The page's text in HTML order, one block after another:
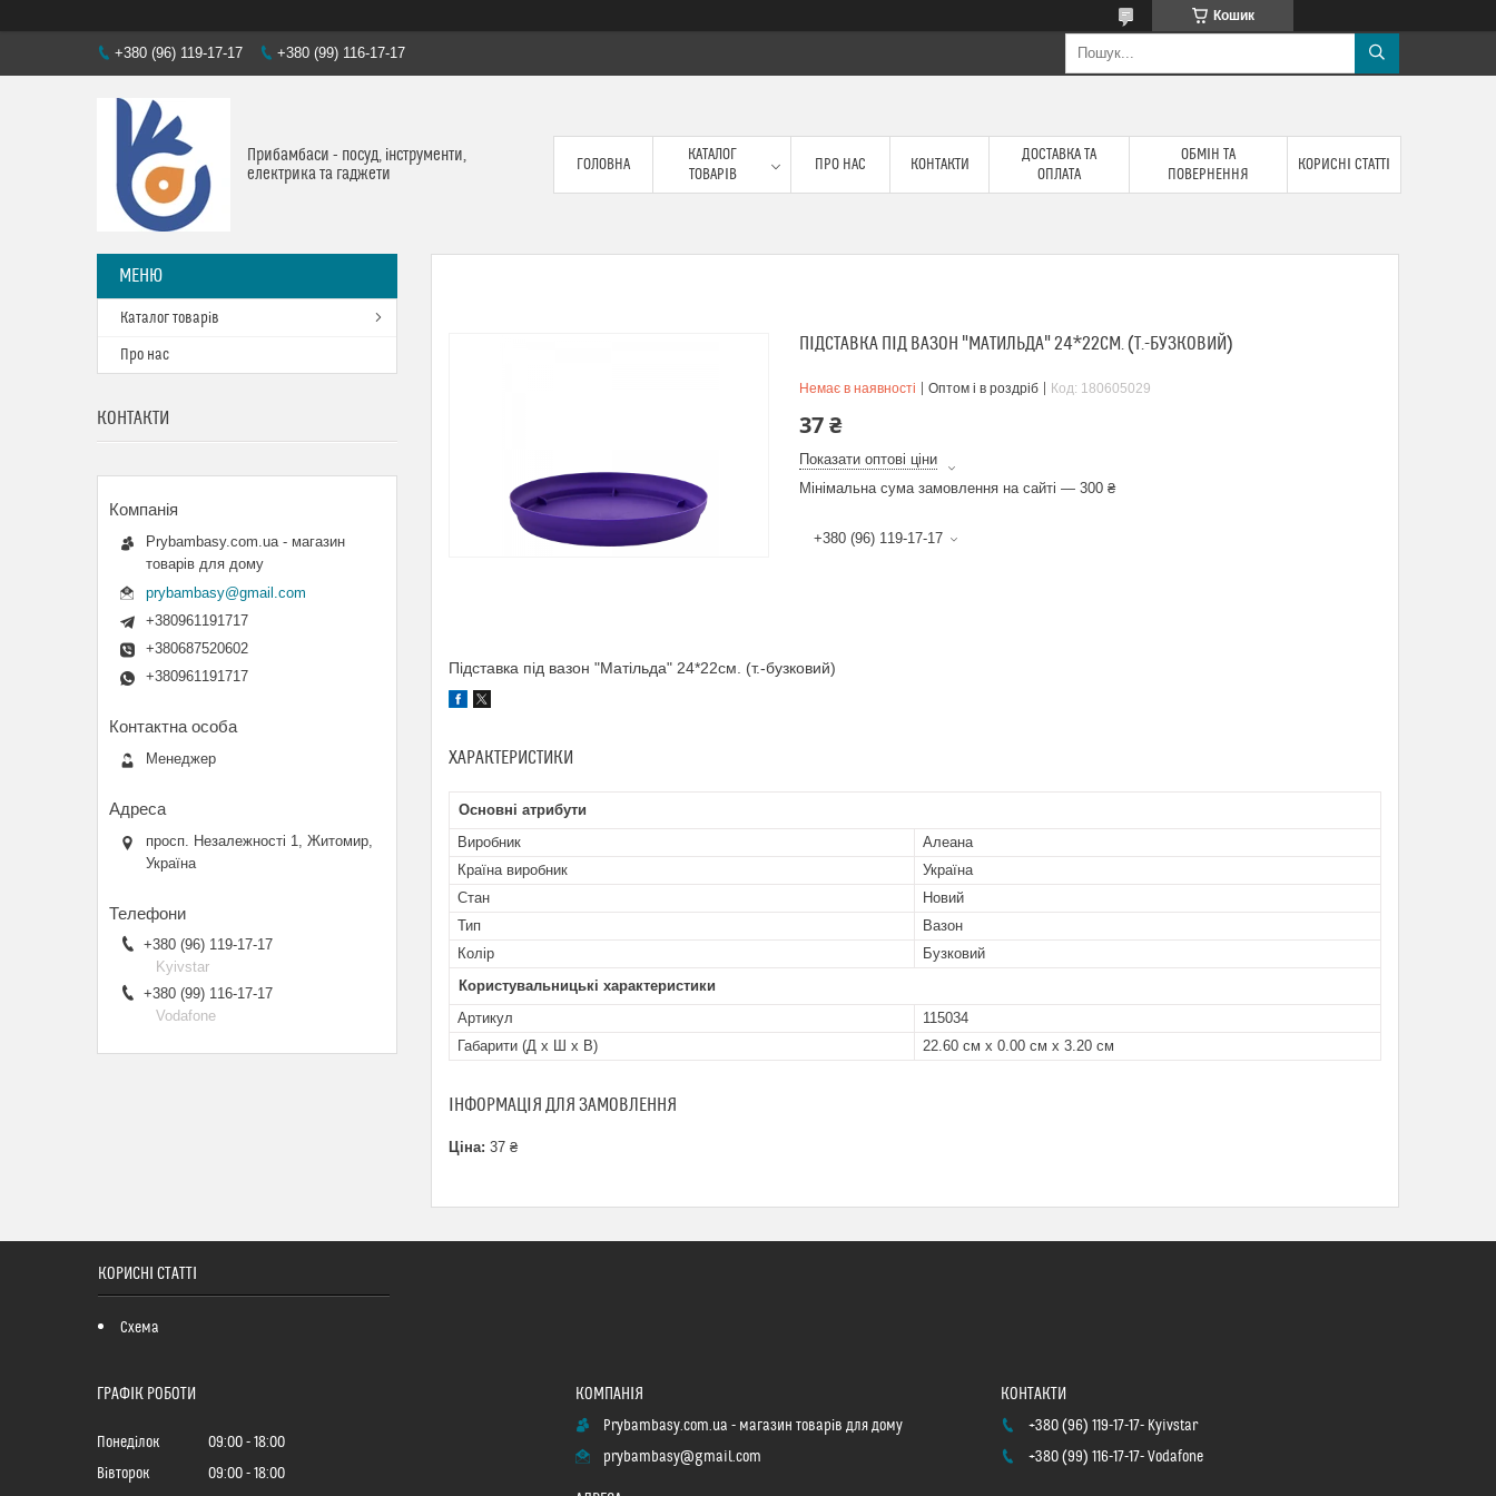
Кошик
+380 (96) 119-17-17 +380 (99) 116-17-17
Прибамбаси - посуд, інструменти,
електрика та гаджети
ГОЛОВНА
КАТАЛОГ
ТОВАРІВ
ПРО НАС КОНТАКТИ
ДОСТАВКА ТА
ОПЛАТА
ОБМІН ТА
ПОВЕРНЕННЯ
КОРИСНІ СТАТТІ
ПІДСТАВКА ПІД ВАЗОН "МАТИЛЬДА" 24*22СМ. (Т.-БУЗКОВИЙ)
Немає в наявності Оптом і в роздріб Код: 180605029
37 ₴
Показати оптові ціни
Мінімальна сума замовлення на сайті — 300 ₴
+380 (96) 119-17-17
Підставка під вазон "Матільда" 24*22см. (т.-бузковий)
ХАРАКТЕРИСТИКИ
Основні атрибути
Виробник
Алеана
Країна виробник
Україна
Стан
Новий
Тип
Вазон
Колір
Бузковий
Користувальницькі характеристики
Артикул
115034
Габарити (Д x Ш x В)
22.60 см х 0.00 см х 3.20 см
ІНФОРМАЦІЯ ДЛЯ ЗАМОВЛЕННЯ
Ціна: 37 ₴
Каталог товарів
Про нас
КОНТАКТИ
Prybambasy.com.ua - магазин
товарів для дому
prybambasy@gmail.com
+380961191717
+380687520602
+380961191717
Менеджер
просп. Незалежності 1, Житомир,
Україна
+380 (96) 119-17-17
Kyivstar
+380 (99) 116-17-17
Vodafone
КОРИСНІ СТАТТІ
Схема
ГРАФІК РОБОТИ
Понеділок 09:00
18:00
Вівторок
09:00 18:00
Prybambasy.com.ua - магазин товарів для дому
prybambasy@gmail.com
+380 (96) 119-17-17 Kyivstar
+380 (99) 116-17-17 Vodafone